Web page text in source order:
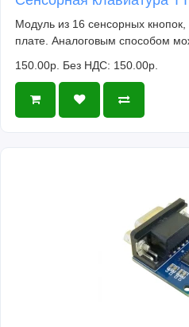
Модуль из 16 сенсорных
плате. Аналоговым способом
150.00р. Без НДС: 150.00р.